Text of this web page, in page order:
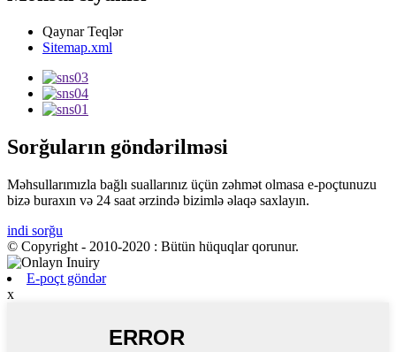
Qaynar Teqlər
Sitemap.xml
Sorğuların göndərilməsi
Məhsullarımızla bağlı suallarınız üçün zəhmət olmasa e-poçtunuzu
bizə buraxın və 24 saat ərzində bizimlə əlaqə saxlayın.
indi sorğu
© Copyright - 2010-2020 : Bütün hüquqlar qorunur.
E-poçt göndər
x